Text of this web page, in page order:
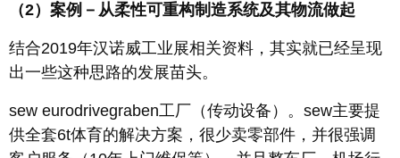
（2）案例－从柔性可重构制造系统及其物流做起
结合2019年汉诺威工业展相关资料，其实就已经呈现
出一些这种思路的发展苗头。
sew eurodrivegraben工厂（传动设备）。sew主要提
供全套6t体育的解决方案，很少卖零部件，并很强调